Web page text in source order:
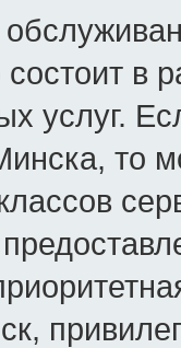
в
услуг.
то